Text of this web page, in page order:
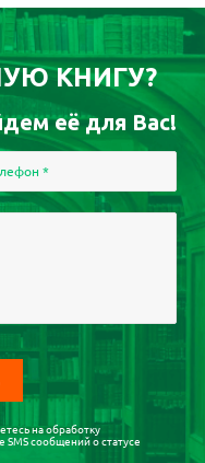
КНИГУ?
её для Вас!
*
наобработку
SMS сообщений о статусе